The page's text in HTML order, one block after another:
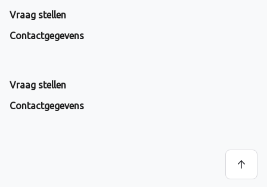
Vraag stellen
Contactgegevens
Vraag stellen
Contactgegevens